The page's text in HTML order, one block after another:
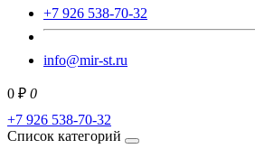
+7 926 538-70-32
info@mir-st.ru
0 ₽ 0
+7 926 538-70-32
Список категорий